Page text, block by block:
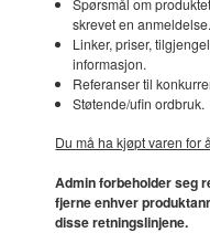
Spørsmål om
skrevet en
Linker, priser,
informasjon.
Referanser til
Støtende/ufin ordbruk.
Du må ha kjøpt varen for
Admin forbeholder seg
fjerne enhver
disse retningslinjene.